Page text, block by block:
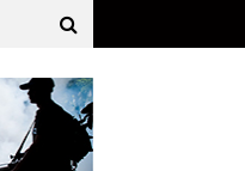
de terracería